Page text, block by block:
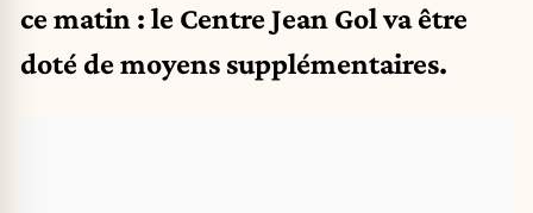
ce matin : le Centre Jean Gol va être
doté de moyens supplémentaires.